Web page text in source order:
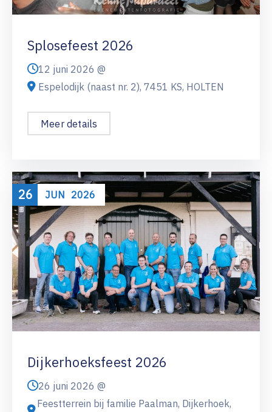
Splosefeest 2026
12 juni 2026 @
Espelodijk (naast nr. 2), 7451 KS, HOLTEN
Meer details
26 JUN 2026
Dijkerhoeksfeest 2026
26 juni 2026 @
Feestterrein bij familie Paalman, Dijkerhoek,